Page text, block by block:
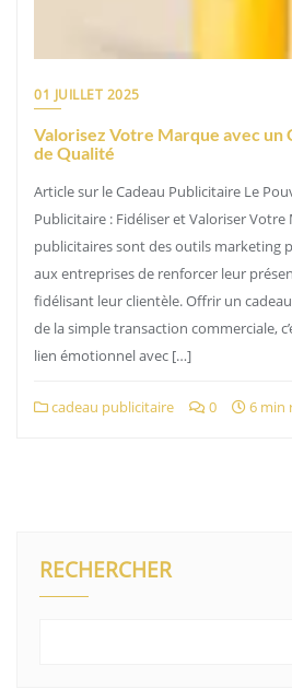
01 JUILLET 2025
Valorisez Votre Marque avec un
de Qualité
Article sur le Cadeau Publicitaire Le
Publicitaire : Fidéliser et Valoriser Votre
publicitaires sont des outils marketing
aux entreprises de renforcer leur
fidélisant leur clientèle. Offrir un
de la simple transaction commerciale,
lien émotionnel avec […]
cadeau publicitaire 0 6 min
RECHERCHER